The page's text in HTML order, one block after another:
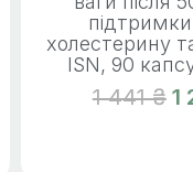
підтримки
холестерину
ISN, 90
1 441 ₴ 1